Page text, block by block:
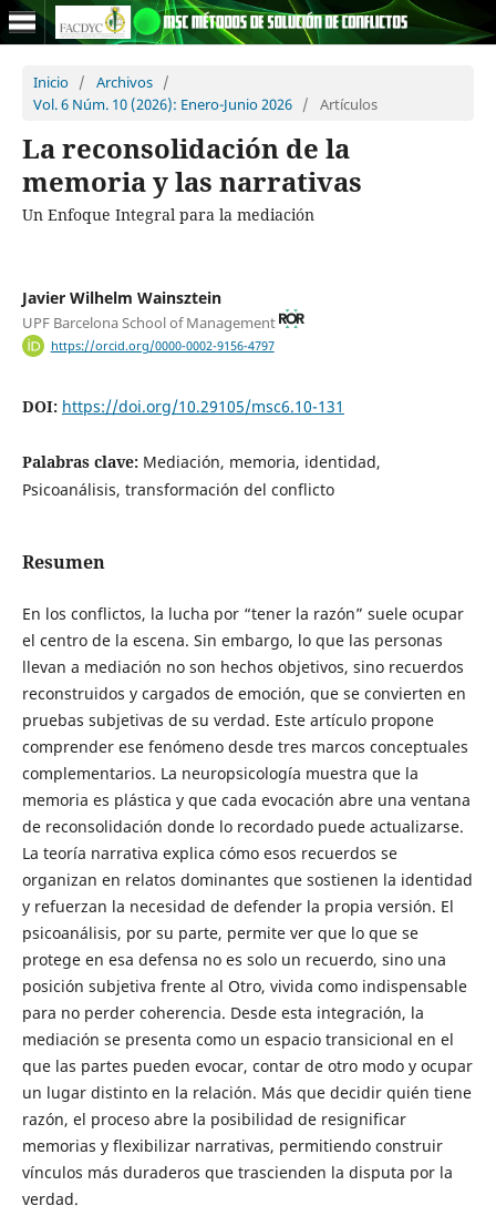
Inicio / Archivos /
Vol. 6 Núm. 10 (2026): Enero-Junio 2026 / Artículos
La reconsolidación de la
memoria y las narrativas
Un Enfoque Integral para la mediación
Javier Wilhelm Wainsztein
UPF Barcelona School of Management
https://orcid.org/0000-0002-9156-4797
DOI: https://doi.org/10.29105/msc6.10-131
Palabras clave: Mediación, memoria, identidad,
Psicoanálisis, transformación del conflicto
Resumen
En los conflictos, la lucha por “tener la razón” suele ocupar
el centro de la escena. Sin embargo, lo que las personas
llevan a mediación no son hechos objetivos, sino recuerdos
reconstruidos y cargados de emoción, que se convierten en
pruebas subjetivas de su verdad. Este artículo propone
comprender ese fenómeno desde tres marcos conceptuales
complementarios. La neuropsicología muestra que la
memoria es plástica y que cada evocación abre una ventana
de reconsolidación donde lo recordado puede actualizarse.
La teoría narrativa explica cómo esos recuerdos se
organizan en relatos dominantes que sostienen la identidad
y refuerzan la necesidad de defender la propia versión. El
psicoanálisis, por su parte, permite ver que lo que se
protege en esa defensa no es solo un recuerdo, sino una
posición subjetiva frente al Otro, vivida como indispensable
para no perder coherencia. Desde esta integración, la
mediación se presenta como un espacio transicional en el
que las partes pueden evocar, contar de otro modo y ocupar
un lugar distinto en la relación. Más que decidir quién tiene
razón, el proceso abre la posibilidad de resignificar
memorias y flexibilizar narrativas, permitiendo construir
vínculos más duraderos que trascienden la disputa por la
verdad.